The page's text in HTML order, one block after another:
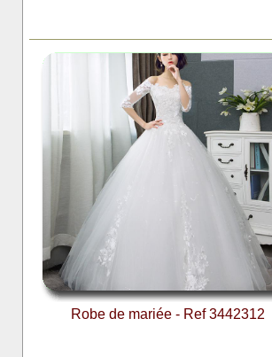
Robe de mariée - Ref 3442312